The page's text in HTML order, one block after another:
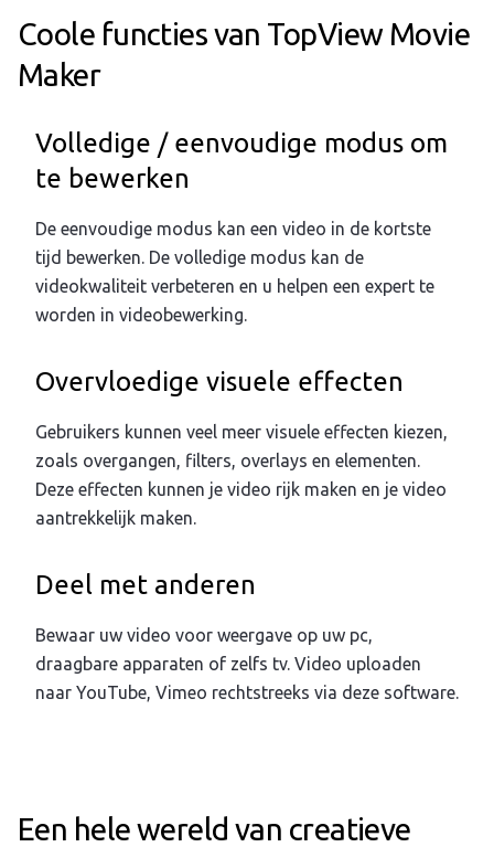
Coole functies van TopView Movie
Maker
Volledige / eenvoudige modus om
te bewerken
De eenvoudige modus kan een video in de kortste
tijd bewerken. De volledige modus kan de
videokwaliteit verbeteren en u helpen een expert te
worden in videobewerking.
Overvloedige visuele effecten
Gebruikers kunnen veel meer visuele effecten kiezen,
zoals overgangen, filters, overlays en elementen.
Deze effecten kunnen je video rijk maken en je video
aantrekkelijk maken.
Deel met anderen
Bewaar uw video voor weergave op uw pc,
draagbare apparaten of zelfs tv. Video uploaden
naar YouTube, Vimeo rechtstreeks via deze software.
Een hele wereld van creatieve